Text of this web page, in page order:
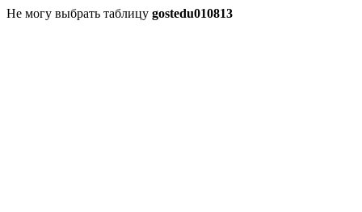
Не могу выбрать таблицу gostedu010813